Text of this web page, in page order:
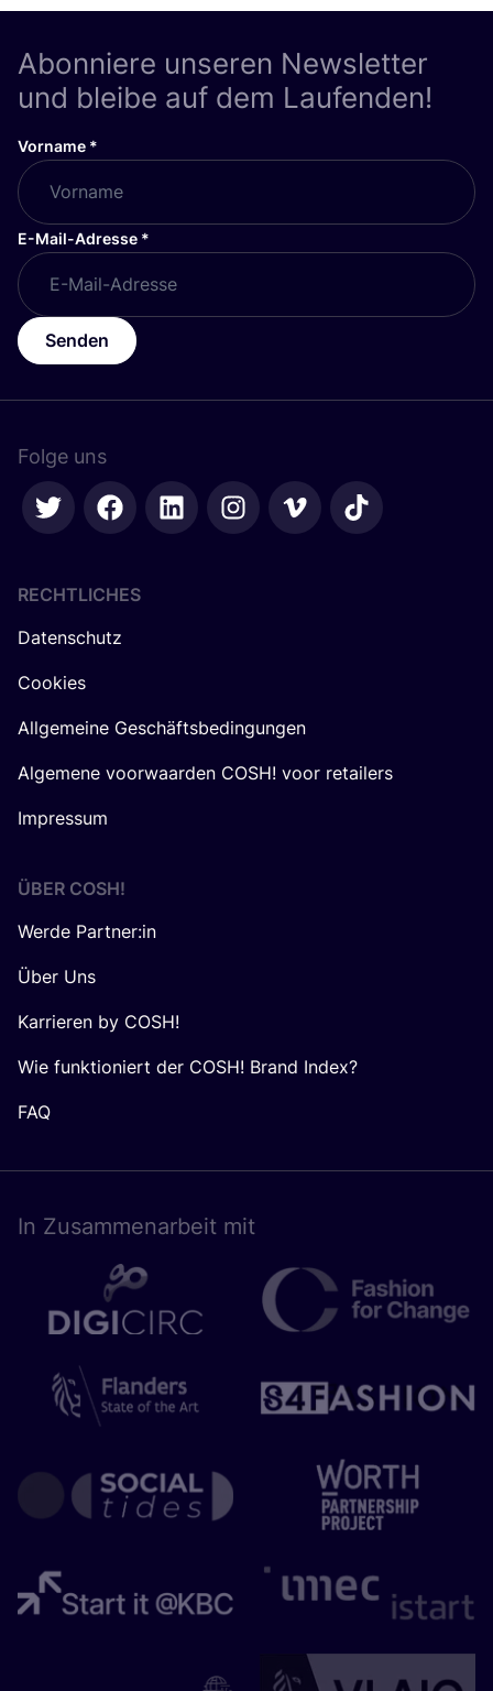
Abonniere unseren Newsletter
und bleibe auf dem Laufenden!
Vorname *
E-Mail-Adresse *
Senden
Folge uns
RECHTLICHES
Datenschutz
Cookies
Allgemeine Geschäftsbedingungen
Algemene voorwaarden COSH! voor retailers
Impressum
ÜBER COSH!
Werde Partner:in
Über Uns
Karrieren by COSH!
Wie funktioniert der COSH! Brand Index?
FAQ
In Zusam­men­ar­beit mit